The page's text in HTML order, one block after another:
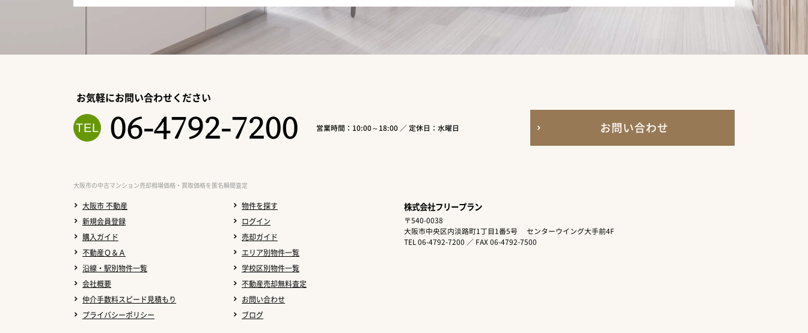
お気軽にお問い合わせください
06-4792-7200 営業時間：10:00～18:00 ／ 定休日：水曜日 お問い合わせ
大阪市の中古マンション売却相場価格・買取価格を匿名瞬間査定
大阪市 不動産
物件を探す
新規会員登録
ログイン
購入ガイド
売却ガイド
不動産Ｑ＆Ａ
エリア別物件一覧
沿線・駅別物件一覧
学校区別物件一覧
会社概要
不動産売却無料査定
仲介手数料スピード見積もり
お問い合わせ
プライバシーポリシー
ブログ
株式会社フリープラン
〒540-0038
大阪市中央区内淡路町1丁目1番5号
センターウイング大手前4F
TEL 06-4792-7200 ／ FAX 06-4792-7500